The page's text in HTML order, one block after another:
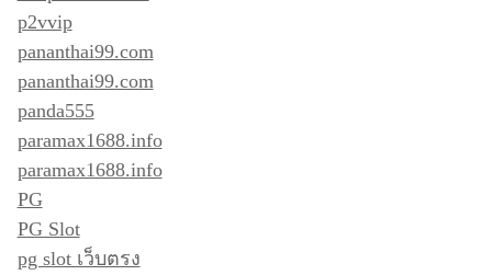
p2vvip
pananthai99.com
pananthai99.com
panda555
paramax1688.info
paramax1688.info
PG
PG Slot
pg slot เว็บตรง